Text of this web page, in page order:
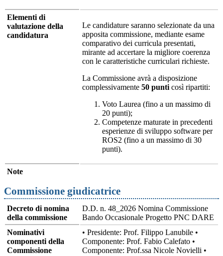
Elementi di
valutazione della
candidatura
Le candidature saranno selezionate da una
apposita commissione, mediante esame
comparativo dei curricula presentati,
mirante ad accertare la migliore coerenza
con le caratteristiche curriculari richieste.
La Commissione avrà a disposizione
complessivamente 50 punti così ripartiti:
Voto Laurea (fino a un massimo di
20 punti);
Competenze maturate in precedenti
esperienze di sviluppo software per
ROS2 (fino a un massimo di 30
punti).
Note
Commissione giudicatrice
Decreto di nomina
della commissione
D.D. n. 48_2026 Nomina Commissione
Bando Occasionale Progetto PNC DARE
Nominativi
componenti della
Commissione
• Presidente: Prof. Filippo Lanubile •
Componente: Prof. Fabio Calefato •
Componente: Prof.ssa Nicole Novielli •